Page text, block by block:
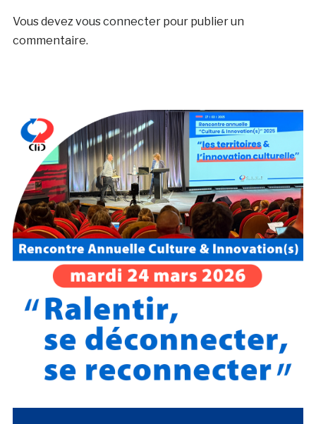
Vous devezvous connecterpour publier un
commentaire.